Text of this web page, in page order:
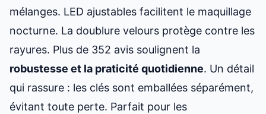
mélanges. LED ajustables facilitent le maquillage
nocturne. La doublure velours protège contre les
rayures. Plus de 352 avis soulignent la
robustesse et la praticité quotidienne. Un détail
qui rassure : les clés sont emballées séparément,
évitant toute perte. Parfait pour les